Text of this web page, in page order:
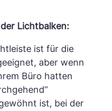
Lichtbalken:
ist für die
aber wenn
Büro hatten
ist, bei der